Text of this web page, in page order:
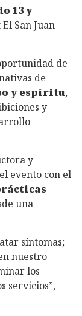
13 y
San Juan
de
de
y espíritu,
y
y
evento con el
una
síntomas;
nuestro
los
servicios”,